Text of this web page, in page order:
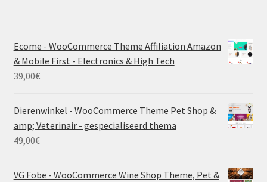
Ecome - WooCommerce Theme Affiliation Amazon
& Mobile First - Electronics & High Tech
39,00€
Dierenwinkel - WooCommerce Theme Pet Shop &
amp; Veterinair - gespecialiseerd thema
49,00€
VG Fobe - WooCommerce Wine Shop Theme, Pet &